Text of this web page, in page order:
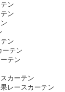
ン
ン
ン
ーテン
テン
カーテン
レースカーテン